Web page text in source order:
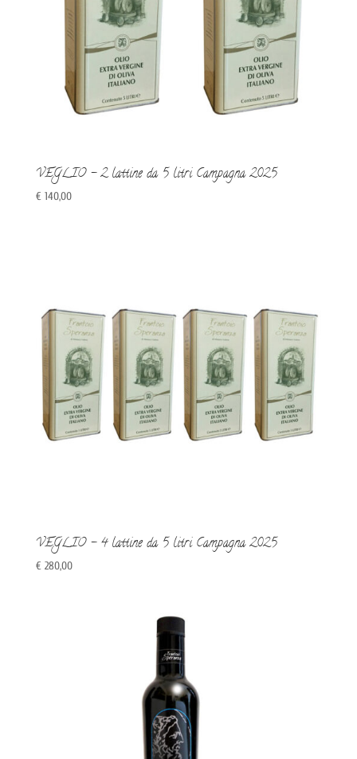
VEGLIO – 2 lattine da 5 litri Campagna 2025
€140,00
VEGLIO – 4 lattine da 5 litri Campagna 2025
€280,00